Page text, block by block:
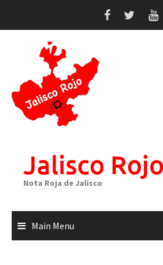
Jalisco Rojo
Nota Roja de Jalisco
Main Menu